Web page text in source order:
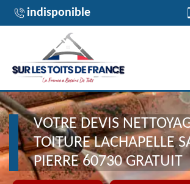
indisponible
VOTRE DEVIS
TOITURE LACHAPELLE
PIERRE 60730 GRATUIT